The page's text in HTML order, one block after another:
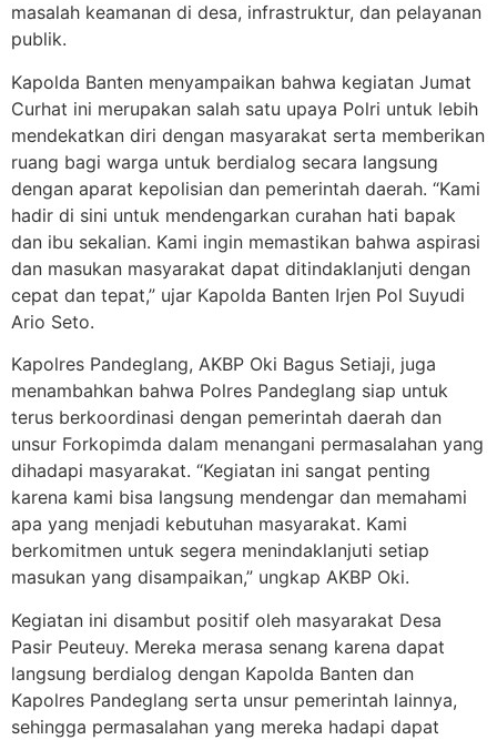
masalah keamanan di desa, infrastruktur, dan pelayanan
publik.
Kapolda Banten menyampaikan bahwa kegiatan Jumat
Curhat ini merupakan salah satu upaya Polri untuk lebih
mendekatkan diri dengan masyarakat serta memberikan
ruang bagi warga untuk berdialog secara langsung
dengan aparat kepolisian dan pemerintah daerah. “Kami
hadir di sini untuk mendengarkan curahan hati bapak
dan ibu sekalian. Kami ingin memastikan bahwa aspirasi
dan masukan masyarakat dapat ditindaklanjuti dengan
cepat dan tepat,” ujar Kapolda Banten Irjen Pol Suyudi
Ario Seto.
Kapolres Pandeglang, AKBP Oki Bagus Setiaji, juga
menambahkan bahwa Polres Pandeglang siap untuk
terus berkoordinasi dengan pemerintah daerah dan
unsur Forkopimda dalam menangani permasalahan yang
dihadapi masyarakat. “Kegiatan ini sangat penting
karena kami bisa langsung mendengar dan memahami
apa yang menjadi kebutuhan masyarakat. Kami
berkomitmen untuk segera menindaklanjuti setiap
masukan yang disampaikan,” ungkap AKBP Oki.
Kegiatan ini disambut positif oleh masyarakat Desa
Pasir Peuteuy. Mereka merasa senang karena dapat
langsung berdialog dengan Kapolda Banten dan
Kapolres Pandeglang serta unsur pemerintah lainnya,
sehingga permasalahan yang mereka hadapi dapat